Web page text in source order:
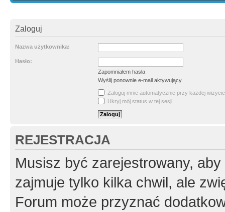
Zaloguj
Nazwa użytkownika:
Hasło:
Zapomniałem hasła
Wyślij ponownie e-mail aktywujący
Zaloguj mnie automatycznie przy każdej wizycie
Ukryj mój status w tej sesji
REJESTRACJA
Musisz być zarejestrowany,
zajmuje tylko kilka chwil, ale
Forum może przyznać